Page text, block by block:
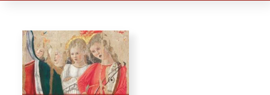
Autori
Proposte di pubblicazione